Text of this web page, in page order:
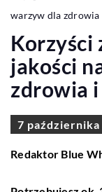
warzyw dla
Korzyści
jakości
zdrowia
7 października
Redaktor Blue